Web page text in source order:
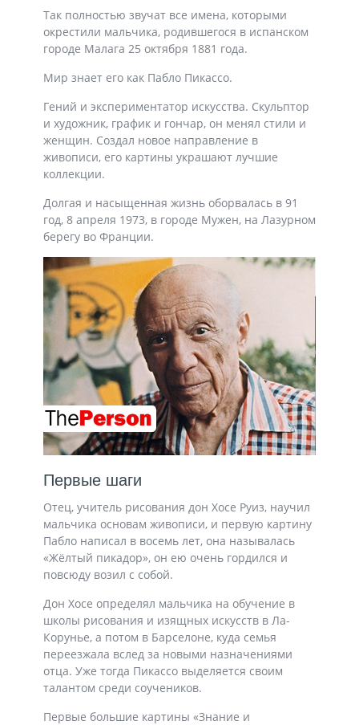
Так полностью звучат все имена, которыми
окрестили мальчика, родившегося в испанском
городе Малага 25 октября 1881 года.
Мир знает его как Пабло Пикассо.
Гений и экспериментатор искусства. Скульптор
и художник, график и гончар, он менял стили и
женщин. Создал новое направление в
живописи, его картины украшают лучшие
коллекции.
Долгая и насыщенная жизнь оборвалась в 91
год, 8 апреля 1973, в городе Мужен, на Лазурном
берегу во Франции.
Первые шаги
Отец, учитель рисования дон Хосе Руиз, научил
мальчика основам живописи, и первую картину
Пабло написал в восемь лет, она называлась
«Жёлтый пикадор», он ею очень гордился и
повсюду возил с собой.
Дон Хосе определял мальчика на обучение в
школы рисования и изящных искусств в Ла-
Корунье, а потом в Барселоне, куда семья
переезжала вслед за новыми назначениями
отца. Уже тогда Пикассо выделяется своим
талантом среди соучеников.
Первые большие картины «Знание и